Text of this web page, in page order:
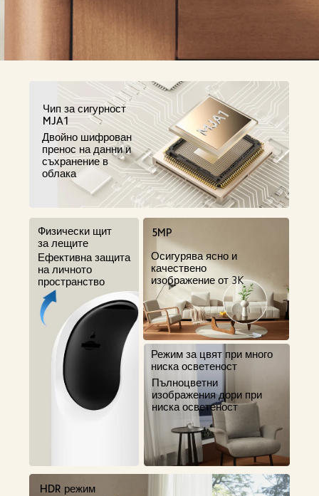
Чип за сигурност
MJA1
Двойно шифрован
пренос на данни и
съхранение в
облака
Физически щит
за лещите
5MP
Ефективна защита
на личното
пространство
Осигурява ясно и
качествено
изображение от 3K
Режим за цвят при много
ниска осветеност
Пълноцветни
изображения дори при
ниска осветеност
HDR режим